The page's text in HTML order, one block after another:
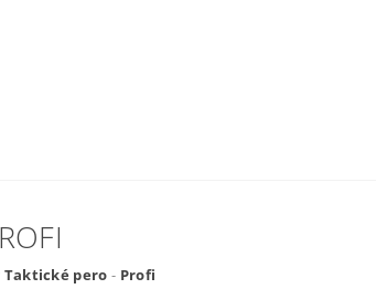
Taktické pero - Profi